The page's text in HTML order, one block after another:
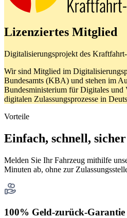
Lizenziertes Mitglied
Digitalisierungsprojekt des
Wir sind Mitglied im
Bundesamts (KBA) und stehen im
Bundesministerium für Digitales
digitalen Zulassungsprozesse in
Vorteile
Einfach, schnell, sicher
Melden Sie Ihr Fahrzeug mithilfe
Minuten ab, ohne zur
100% Geld-zurück-Garantie